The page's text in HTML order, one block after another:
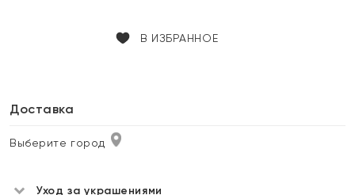
В ИЗБРАННОЕ
Доставка
Выберите город
Уход за украшениями